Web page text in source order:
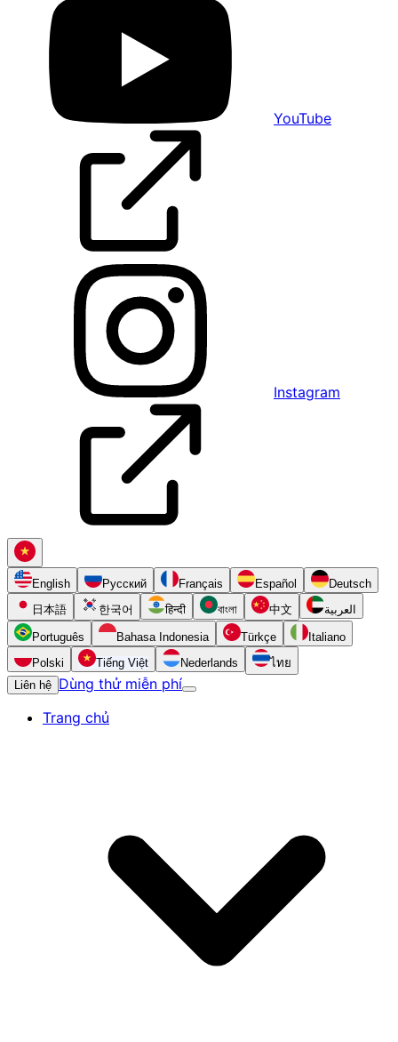
YouTube
Instagram
English Русский Français Español
Deutsch
日本語
한국어 हिन्दी বাংলা 中文 العربية
Português Bahasa Indonesia Türkçe
Italiano
Polski
Tiếng Việt Nederlands
ไทย
Liên hệ Dùng thử miễn phí
Trang chủ